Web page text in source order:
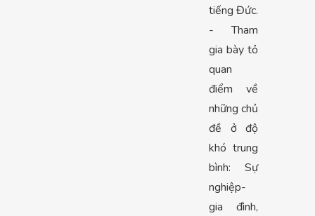
tiếng Đức.
- Tham
gia bày tỏ
quan
điểm về
những chủ
đề ở độ
khó trung
bình: Sự
nghiệp-
gia đình,